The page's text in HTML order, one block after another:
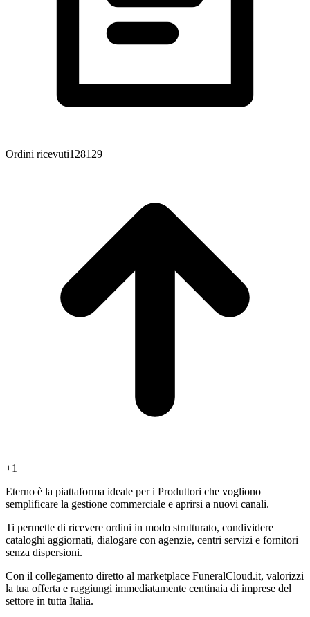
Ordini ricevuti128129
+1
Eterno è la piattaforma ideale per i Produttori che vogliono
semplificare la gestione commerciale e aprirsi a nuovi canali.
Ti permette di ricevere ordini in modo strutturato, condividere
cataloghi aggiornati, dialogare con agenzie, centri servizi e fornitori
senza dispersioni.
Con il collegamento diretto al marketplace FuneralCloud.it, valorizzi
la tua offerta e raggiungi immediatamente centinaia di imprese del
settore in tutta Italia.